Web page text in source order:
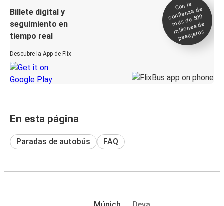
Billete digital y
seguimiento en
tiempo real
Descubre la App de Flix
Con la
confianza de
más de 500
millones de
pasajeros
En esta página
Paradas de autobús FAQ